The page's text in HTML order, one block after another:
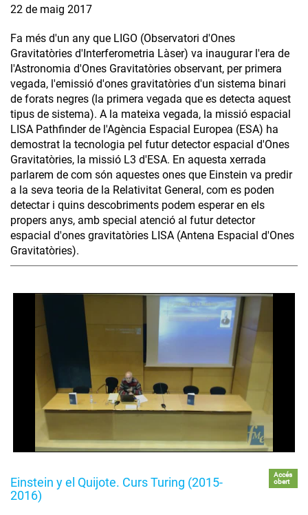
22 de maig 2017
Fa més d'un any que LIGO (Observatori d'Ones
Gravitatòries d'Interferometria Làser) va inaugurar l'era de
l'Astronomia d'Ones Gravitatòries observant, per primera
vegada, l'emissió d'ones gravitatòries d'un sistema binari
de forats negres (la primera vegada que es detecta aquest
tipus de sistema). A la mateixa vegada, la missió espacial
LISA Pathfinder de l'Agència Espacial Europea (ESA) ha
demostrat la tecnologia pel futur detector espacial d'Ones
Gravitatòries, la missió L3 d'ESA. En aquesta xerrada
parlarem de com són aquestes ones que Einstein va predir
a la seva teoria de la Relativitat General, com es poden
detectar i quins descobriments podem esperar en els
propers anys, amb special atenció al futur detector
espacial d'ones gravitatòries LISA (Antena Espacial d'Ones
Gravitatòries).
Einstein y el Quijote. Curs Turing (2015-
2016)
Accés
obert